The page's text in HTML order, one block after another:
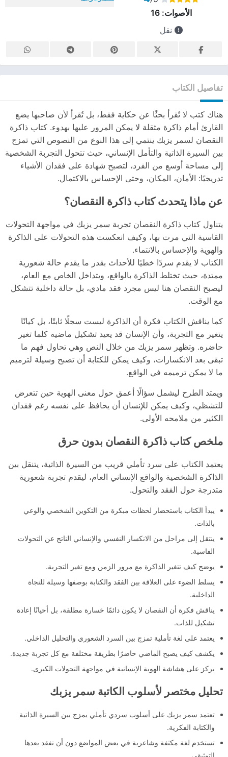
الأصوات:16
نقل
تفاصيل الكتاب
هناك كتب لا تُقرأ بحثًا عن حكاية فقط، بل تُقرأ لأن صاحبها يضع
القارئ أمام ذاكرة مثقلة لا يمكن المرور عليها بهدوء. كتاب ذاكرة
النقصان لسمر يزبك ينتمي إلى هذا النوع من النصوص التي تمزج
بين السيرة الذاتية والتأمل الإنساني، حيث تتحول التجربة الشخصية
إلى مساحة أوسع من الفرد، لتصبح شهادة على فقدان الأشياء
تدريجيًا: الأمان، المكان، وحتى الإحساس بالاكتمال.
عن ماذا يتحدث كتاب ذاكرة النقصان؟
يتناول كتاب ذاكرة النقصان تجربة سمر يزبك في مواجهة التحولات
القاسية التي مرت بها، وكيف انعكست هذه التحولات على الذاكرة
والهوية والإحساس بالانتماء.
الكتاب لا يقدم سردًا خطيًا للأحداث بقدر ما يقدم حالة شعورية
ممتدة، حيث تختلط الذاكرة بالواقع، ويتداخل الخاص مع العام،
ليصبح النقصان هنا ليس مجرد فقد مادي، بل حالة داخلية تتشكل
مع الوقت.
كما يناقش الكتاب فكرة أن الذاكرة ليست سجلًا ثابتًا، بل كيانًا
يتغير مع التجربة، وأن الإنسان قد يعيد تشكيل ماضيه كلما تغير
حاضره. وتظهر سمر يزبك من خلال النص وهي تحاول فهم ما
تبقى بعد الانكسارات، وكيف يمكن للكتابة أن تصبح وسيلة لترميم
ما لا يمكن ترميمه في الواقع.
ويمتد الطرح ليشمل سؤالًا أعمق حول معنى الهوية حين تتعرض
للتشظي، وكيف يمكن للإنسان أن يحافظ على نفسه رغم فقدان
الكثير من ملامحه الأولى.
ملخص كتاب ذاكرة النقصان بدون حرق
يعتمد الكتاب على سرد تأملي قريب من السيرة الذاتية، يتنقل بين
الذاكرة الشخصية والواقع الإنساني العام، ليقدم تجربة شعورية
متدرجة حول الفقد والتحول.
يبدأ الكتاب باستحضار لحظات مبكرة من التكوين الشخصي والوعي
بالذات.
ينتقل إلى مراحل من الانكسار النفسي والإنساني الناتج عن التحولات
القاسية.
يوضح كيف تتغير الذاكرة مع مرور الزمن ومع تغير التجربة.
يسلط الضوء على العلاقة بين الفقد والكتابة بوصفها وسيلة للنجاة
الداخلية.
يناقش فكرة أن النقصان لا يكون دائمًا خسارة مطلقة، بل أحيانًا إعادة
تشكيل للذات.
يعتمد على لغة تأملية تمزج بين السرد الشعوري والتحليل الداخلي.
يكشف كيف يصبح الماضي حاضرًا بطريقة مختلفة مع كل تجربة جديدة.
يركز على هشاشة الهوية الإنسانية في مواجهة التحولات الكبرى.
تحليل مختصر لأسلوب الكاتبة سمر يزبك
تعتمد سمر يزبك على أسلوب سردي تأملي يمزج بين السيرة الذاتية
والكتابة الفكرية.
تستخدم لغة مكثفة وشاعرية في بعض المواضع دون أن تفقد بعدها
التوثيقي.